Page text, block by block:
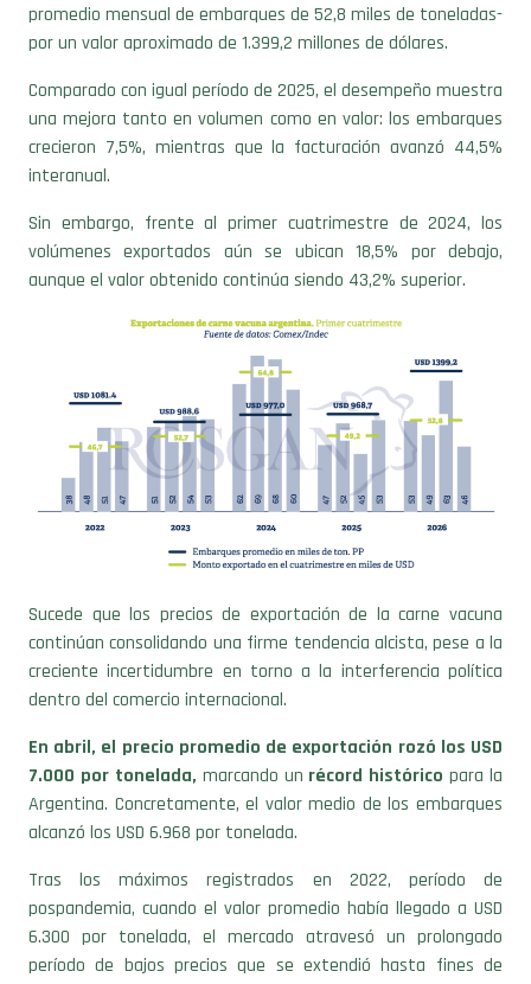
promedio mensual de embarques de 52,8 miles de toneladas-
por un valor aproximado de 1.399,2 millones de dólares.
Comparado con igual período de 2025, el desempeño muestra
una mejora tanto en volumen como en valor: los embarques
crecieron 7,5%, mientras que la facturación avanzó 44,5%
interanual.
Sin embargo, frente al primer cuatrimestre de 2024, los
volúmenes exportados aún se ubican 18,5% por debajo,
aunque el valor obtenido continúa siendo 43,2% superior.
Sucede que los precios de exportación de la carne vacuna
continúan consolidando una firme tendencia alcista, pese a la
creciente incertidumbre en torno a la interferencia política
dentro del comercio internacional.
En abril, el precio promedio de exportación rozó los USD
7.000 por tonelada, marcando un récord histórico para la
Argentina. Concretamente, el valor medio de los embarques
alcanzó los USD 6.968 por tonelada.
Tras los máximos registrados en 2022, período de
pospandemia, cuando el valor promedio había llegado a USD
6.300 por tonelada, el mercado atravesó un prolongado
período de bajos precios que se extendió hasta fines de